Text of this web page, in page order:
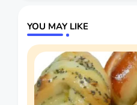
YOU MAY LIKE